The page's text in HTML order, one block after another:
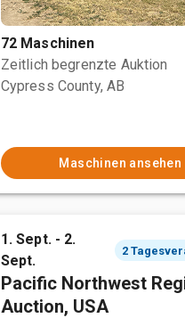
72 Maschinen
Zeitlich begrenzte Auktion
Cypress County, AB
Maschinen ansehen
1. Sept. - 2.
Sept.
Pacific Northwest
Auction, USA